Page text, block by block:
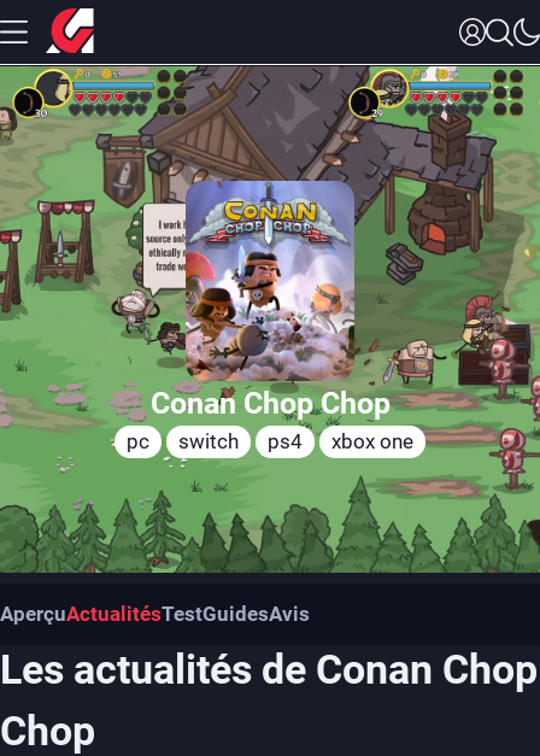
Conan Chop Chop
pc switch ps4 xbox one
AperçuActualitésTestGuidesAvis
Les actualités de Conan Chop
Chop